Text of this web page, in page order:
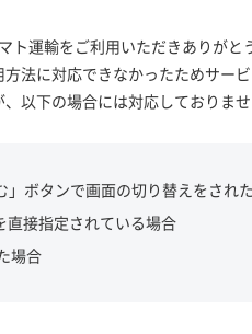
ト運輸をご利用いただきありがと
法に対応できなかったためサー
以下の場合には対応しておりま
」ボタンで画面の切り替えをされ
直接指定されている場合
場合